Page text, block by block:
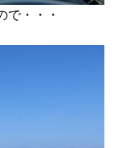
で・・・